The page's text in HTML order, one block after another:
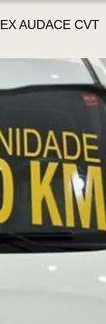
AUDACE CVT